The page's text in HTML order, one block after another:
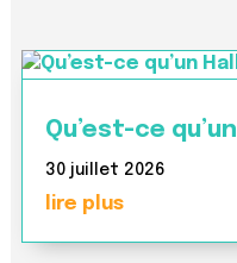
Qu’est-ce
30 juillet 2026
lire plus